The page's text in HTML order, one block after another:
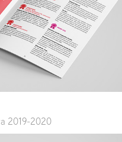
2019-2020